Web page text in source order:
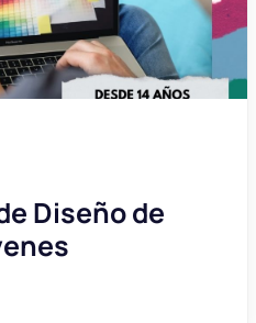
Diseño de